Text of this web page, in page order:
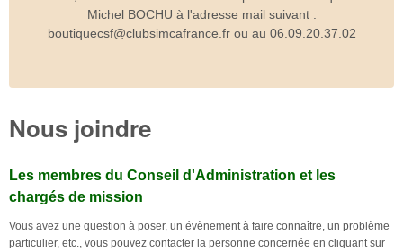
Michel BOCHU à l'adresse mail suivant :
boutiquecsf@clubsimcafrance.fr ou au 06.09.20.37.02
Nous joindre
Les membres du Conseil d'Administration et les
chargés de mission
Vous avez une question à poser, un évènement à faire connaître, un problème
particulier, etc., vous pouvez contacter la personne concernée en cliquant sur